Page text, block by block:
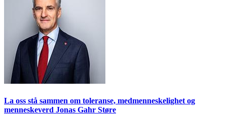
La oss stå sammen om toleranse, medmenneskelighet og
menneskeverd Jonas Gahr Støre